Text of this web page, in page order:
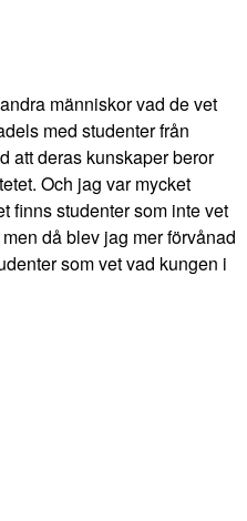
människor vad de vet
med studenter från
att deras kunskaper beror
Och jag var mycket
finns studenter som inte vet
då blev jag mer förvånad
som vet vad kungen i